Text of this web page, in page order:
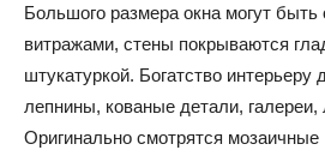
Большого размера окна могут
витражами, стены покрываются
штукатуркой. Богатство интерьеру
лепнины, кованые детали,
Оригинально смотрятся